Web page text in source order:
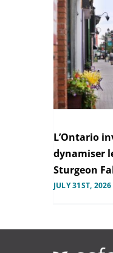
L’Ontario
dynamiser
Sturgeon
JULY 31ST, 2026